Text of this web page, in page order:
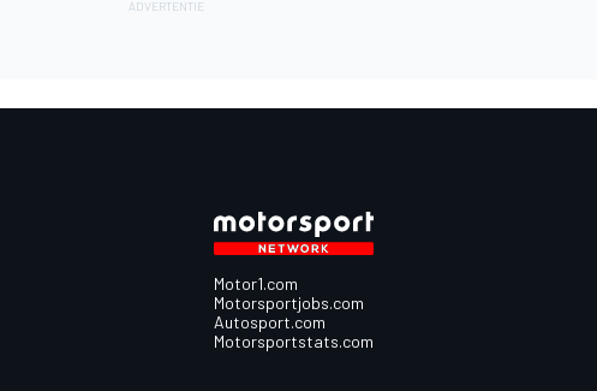
Motor1.com
Motorsportjobs.com
Autosport.com
Motorsportstats.com